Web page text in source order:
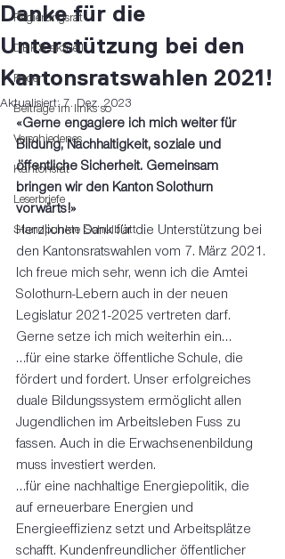
Regierungsrat
DBKS aktuell
Reden
Beiträge im links so
Verschiedenes
Kantonsrat
Leserbriefe
Standpunkte Schulblatt
Danke für die
Unterstützung bei den
Kantonsratswahlen 2021!
Aktualisiert:7. Dez. 2023
«Gerne engagiere ich mich weiter für
Bildung, Nachhaltigkeit, soziale und
öffentliche Sicherheit. Gemeinsam
bringen wir den Kanton Solothurn
vorwärts!»
Herzlichen Dank für die Unterstützung bei
den Kantonsratswahlen vom 7. März 2021.
Ich freue mich sehr, wenn ich die Amtei
Solothurn-Lebern auch in der neuen
Legislatur 2021-2025 vertreten darf.
Gerne setze ich mich weiterhin ein…
…für eine starke öffentliche Schule, die
fördert und fordert. Unser erfolgreiches
duale Bildungssystem ermöglicht allen
Jugendlichen im Arbeitsleben Fuss zu
fassen. Auch in die Erwachsenenbildung
muss investiert werden.
…für eine nachhaltige Energiepolitik, die
auf erneuerbare Energien und
Energieeffizienz setzt und Arbeitsplätze
schafft. Kundenfreundlicher öffentlicher